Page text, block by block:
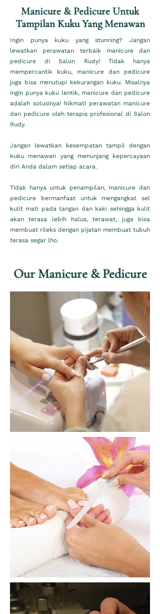
Manicure & Pedicure Untuk
Tampilan Kuku Yang Menawan
Ingin punya kuku yang stunning? Jangan
lewatkan perawatan terbaik manicure dan
pedicure di Salon Rudy! Tidak hanya
mempercantik kuku, manicure dan pedicure
juga bisa menutupi kekurangan kuku. Misalnya
ingin punya kuku lentik, manicure dan pedicure
adalah solusinya! Nikmati perawatan manicure
dan pedicure oleh terapis profesional di Salon
Rudy.
Jangan lewatkan kesempatan tampil dengan
kuku menawan yang menunjang kepercayaan
diri Anda dalam setiap acara.
Tidak hanya untuk penampilan, manicure dan
pedicure bermanfaat untuk mengangkat sel
kulit mati pada tangan dan kaki sehingga kulit
akan terasa lebih halus, terawat, juga bisa
membuat rileks dengan pijatan membuat tubuh
terasa segar lho.
Our Manicure & Pedicure